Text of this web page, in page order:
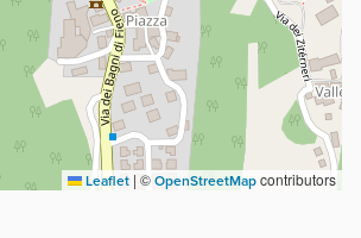
Leaflet | ©OpenStreetMapcontributors